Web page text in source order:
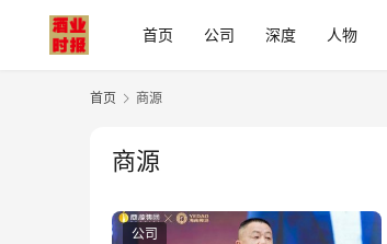
首页 公司 深度 人物
首页 商源
商源
公司